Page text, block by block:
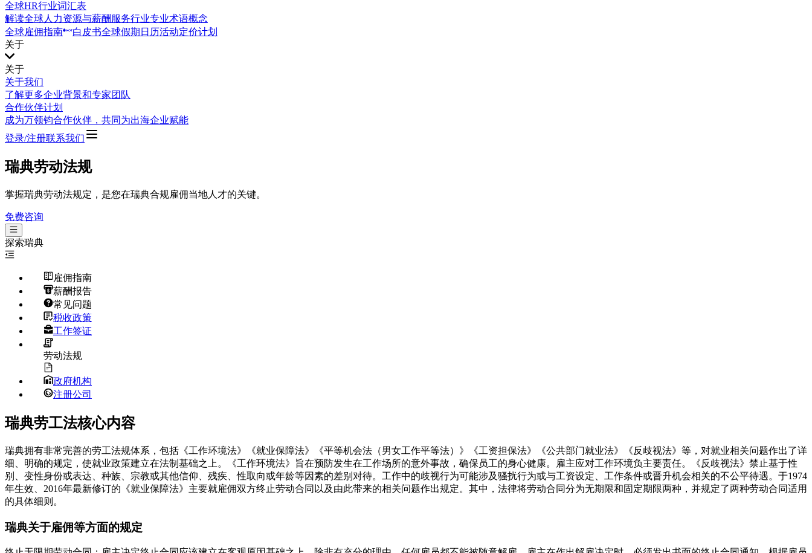
全球HR行业词汇表
解读全球人力资源与薪酬服务行业专业术语概念
全球雇佣指南
白皮书全球假期日历活动定价计划
关于
关于
关于我们
了解更多企业背景和专家团队
合作伙伴计划
成为万领钧合作伙伴，共同为出海企业赋能
登录/注册联系我们
瑞典劳动法规
掌握瑞典劳动法规定，是您在瑞典合规雇佣当地人才的关键。
免费咨询
探索瑞典
雇佣指南
薪酬报告
常见问题
税收政策
工作签证
劳动法规
政府机构
注册公司
瑞典劳工法核心内容
瑞典拥有非常完善的劳工法规体系，包括《工作环境法》《就业保障法》《平等机会法（男女工作平等法）》《工资担保法》《公共部门就业法》《反歧视法》等，对就业相关问题作出了详
细、明确的规定，使就业政策建立在法制基础之上。《工作环境法》旨在预防发生在工作场所的意外事故，确保员工的身心健康。雇主应对工作环境负主要责任。《反歧视法》禁止基于性
别、变性身份或表达、种族、宗教或其他信仰、残疾、性取向或年龄等因素的差别对待。工作中的歧视行为可能涉及骚扰行为或与工资设定、工作条件或晋升机会相关的不公平待遇。于1974
年生效、2016年最新修订的《就业保障法》主要就雇佣双方终止劳动合同以及由此带来的相关问题作出规定。其中，法律将劳动合同分为无期限和固定期限两种，并规定了两种劳动合同适用
的具体细则。
瑞典关于雇佣等方面的规定